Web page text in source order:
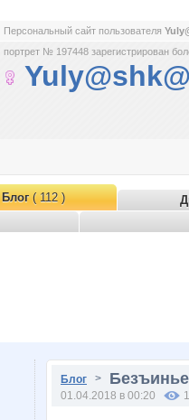
Персональный сайт пользователя
портрет № 197448 зарегистрирован
Блог( 112 )
Блог >
01.04.2018 в 00:20